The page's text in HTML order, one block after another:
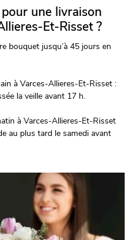
une livraison
Et-Risset ?
bouquet jusqu’à 45 jours en
à Varces-Allieres-Et-Risset :
la veille avant 17 h.
à Varces-Allieres-Et-Risset
au plus tard le samedi avant